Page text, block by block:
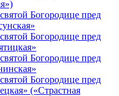
Богородице пред
Богородице пред
Богородице пред
Богородице пред
(«Страстная